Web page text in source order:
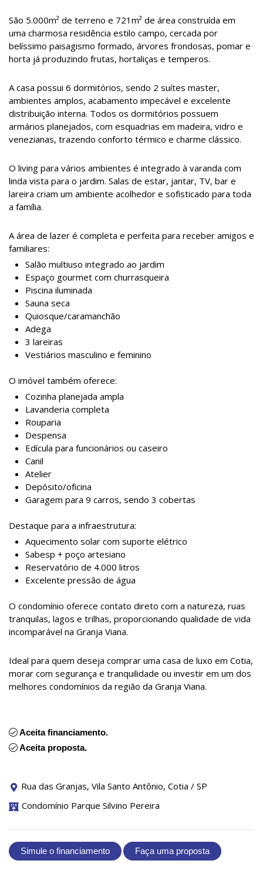
São 5.000m² de terreno e 721m² de área construída em
uma charmosa residência estilo campo, cercada por
belíssimo paisagismo formado, árvores frondosas, pomar e
horta já produzindo frutas, hortaliças e temperos.
A casa possui 6 dormitórios, sendo 2 suítes master,
ambientes amplos, acabamento impecável e excelente
distribuição interna. Todos os dormitórios possuem
armários planejados, com esquadrias em madeira, vidro e
venezianas, trazendo conforto térmico e charme clássico.
O living para vários ambientes é integrado à varanda com
linda vista para o jardim. Salas de estar, jantar, TV, bar e
lareira criam um ambiente acolhedor e sofisticado para toda
a família.
A área de lazer é completa e perfeita para receber amigos e
familiares:
Salão multiuso integrado ao jardim
Espaço gourmet com churrasqueira
Piscina iluminada
Sauna seca
Quiosque/caramanchão
Adega
3 lareiras
Vestiários masculino e feminino
O imóvel também oferece:
Cozinha planejada ampla
Lavanderia completa
Rouparia
Despensa
Edícula para funcionários ou caseiro
Canil
Atelier
Depósito/oficina
Garagem para 9 carros, sendo 3 cobertas
Destaque para a infraestrutura:
Aquecimento solar com suporte elétrico
Sabesp + poço artesiano
Reservatório de 4.000 litros
Excelente pressão de água
O condomínio oferece contato direto com a natureza, ruas
tranquilas, lagos e trilhas, proporcionando qualidade de vida
incomparável na Granja Viana.
Ideal para quem deseja comprar uma casa de luxo em Cotia,
morar com segurança e tranquilidade ou investir em um dos
melhores condomínios da região da Granja Viana.
Aceita financiamento.
Aceita proposta.
Rua das Granjas, Vila Santo Antônio, Cotia / SP
Condomínio Parque Silvino Pereira
Simule o financiamento Faça uma proposta